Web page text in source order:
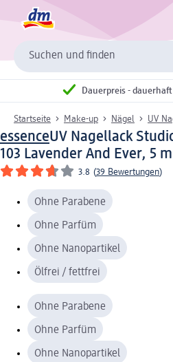
Suchen und finden
Dauerpreis -
Startseite Make-up Nägel UV
essenceUV Nagellack
103 Lavender And Ever, 5
3.8 (39 Bewertungen)
Ohne Parabene
Ohne Parfüm
Ohne Nanopartikel
Ölfrei / fettfrei
Ohne Parabene
Ohne Parfüm
Ohne Nanopartikel